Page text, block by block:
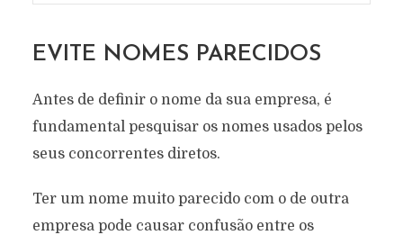
EVITE NOMES PARECIDOS
Antes de definir o nome da sua empresa, é
fundamental pesquisar os nomes usados pelos
seus concorrentes diretos.
Ter um nome muito parecido com o de outra
empresa pode causar confusão entre os